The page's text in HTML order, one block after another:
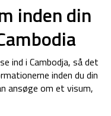
inden din
ind i Cambodja, så det
inden du din
ansøge om et visum,